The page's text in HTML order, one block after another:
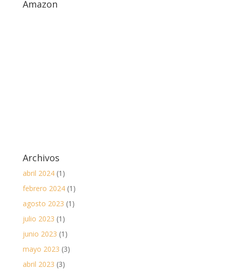
Amazon
Archivos
abril 2024(1)
febrero 2024(1)
agosto 2023 (1)
julio 2023 (1)
junio 2023 (1)
mayo 2023 (3)
abril 2023 (3)